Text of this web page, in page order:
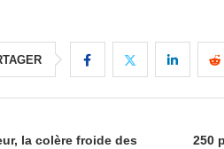
la colère froide des
250